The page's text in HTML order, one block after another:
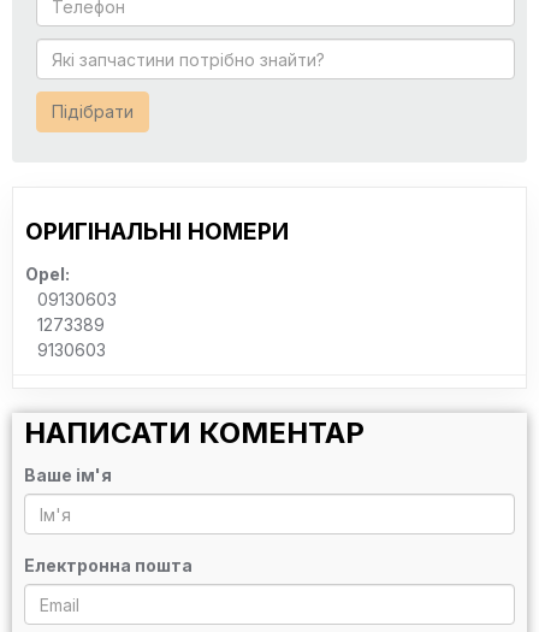
Підібрати
ОРИГІНАЛЬНІ НОМЕРИ
Opel:
09130603
1273389
9130603
НАПИСАТИ КОМЕНТАР
Ваше ім'я
Електронна пошта